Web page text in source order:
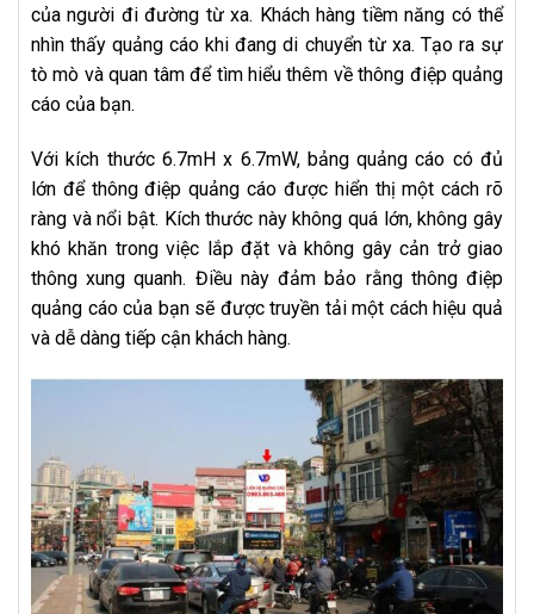
của người đi đường từ xa. Khách hàng tiềm năng có thể
nhìn thấy quảng cáo khi đang di chuyển từ xa. Tạo ra sự
tò mò và quan tâm để tìm hiểu thêm về thông điệp quảng
cáo của bạn.
Với kích thước 6.7mH x 6.7mW, bảng quảng cáo có đủ
lớn để thông điệp quảng cáo được hiển thị một cách rõ
ràng và nổi bật. Kích thước này không quá lớn, không gây
khó khăn trong việc lắp đặt và không gây cản trở giao
thông xung quanh. Điều này đảm bảo rằng thông điệp
quảng cáo của bạn sẽ được truyền tải một cách hiệu quả
và dễ dàng tiếp cận khách hàng.